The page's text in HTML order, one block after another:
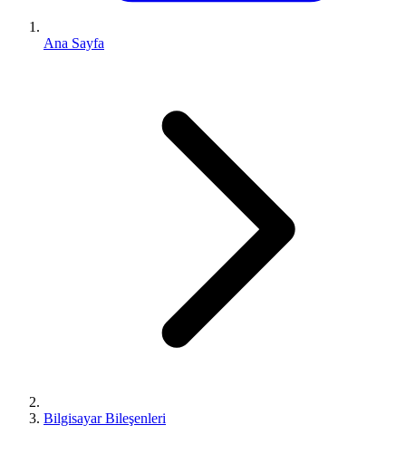
Ana Sayfa
Bilgisayar Bileşenleri